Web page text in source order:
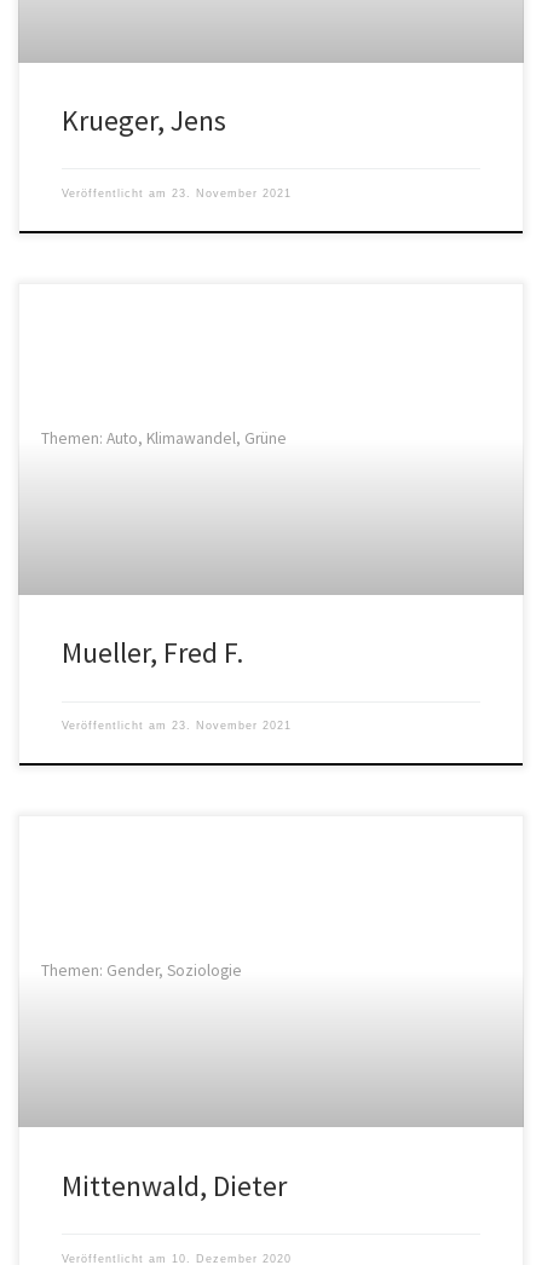
Krueger, Jens
Veröffentlicht am 23. November 2021
Themen: Auto, Klimawandel, Grüne
Mueller, Fred F.
Veröffentlicht am 23. November 2021
Themen: Gender, Soziologie
Mittenwald, Dieter
Veröffentlicht am 10. Dezember 2020